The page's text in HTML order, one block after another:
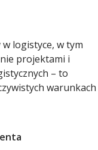
logistyce, w tym
projektami i
– to
warunkach